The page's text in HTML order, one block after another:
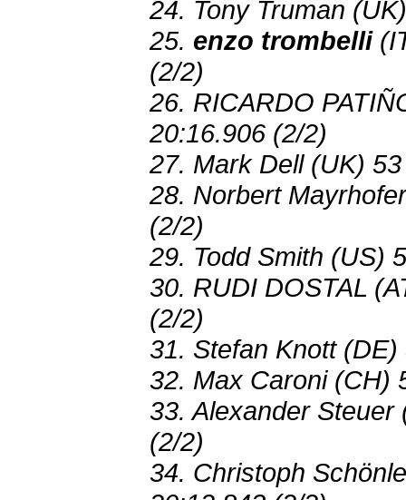
24. Tony Truman
25. enzo trombelli
(2/2)
26. RICARDO
20:16.906 (2/2)
27. Mark Dell (UK)
28. Norbert
(2/2)
29. Todd Smith (US)
30. RUDI DOSTAL
(2/2)
31. Stefan Knott
32. Max Caroni (CH)
33. Alexander Steuer
(2/2)
34. Christoph